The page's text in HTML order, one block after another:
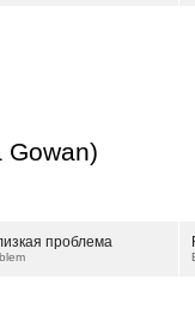
Gowan)
проблема